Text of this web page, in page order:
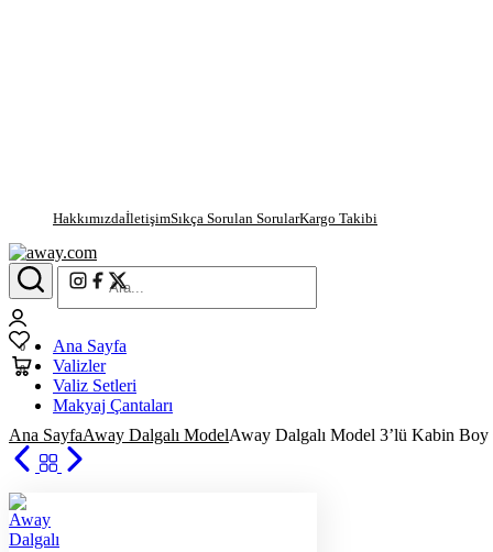
HakkımızdaİletişimSıkça Sorulan SorularKargo Takibi
away.com
0
Wishlist
0
Cart
Ana Sayfa
Valizler
Valiz Setleri
Makyaj Çantaları
Ana SayfaAway Dalgalı ModelAway Dalgalı Model 3’lü Kabin